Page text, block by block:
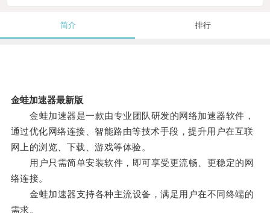
简介 排行
金蛙加速器最新版
金蛙加速器是一款由专业团队研发的网络加速器软件，
通过优化网络连接、智能路由等技术手段，提升用户在互联
网上的浏览、下载、游戏等体验。
用户只需简单安装软件，即可享受更流畅、更稳定的网
络连接。
金蛙加速器支持各种主流设备，满足用户在不同终端的
需求。